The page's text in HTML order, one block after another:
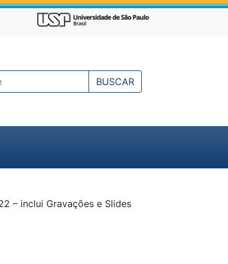
BUSCAR
– inclui Gravações e Slides